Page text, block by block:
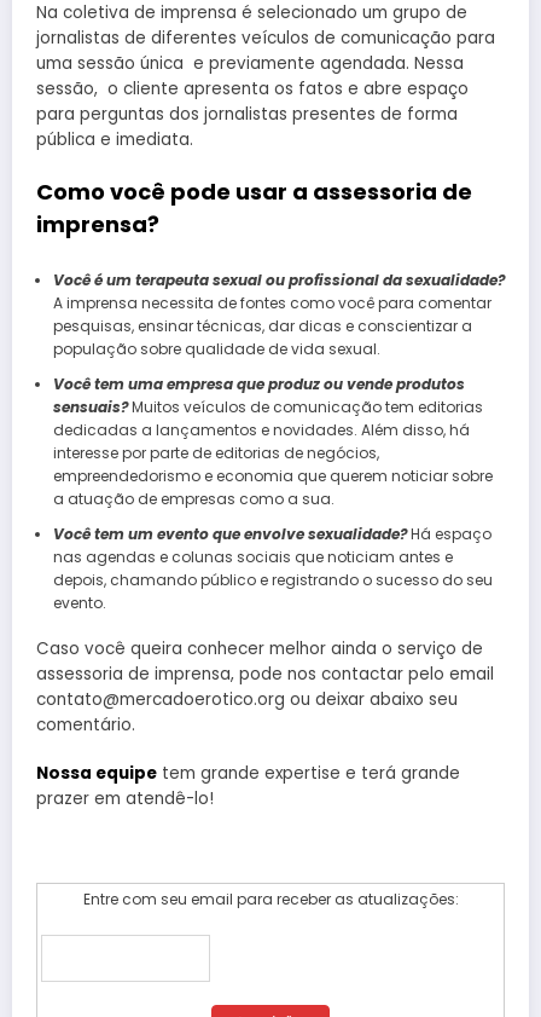
Na coletiva de imprensa é selecionado um grupo de
jornalistas de diferentes veículos de comunicação para
uma sessão única e previamente agendada. Nessa
sessão, o cliente apresenta os fatos e abre espaço
para perguntas dos jornalistas presentes de forma
pública e imediata.
Como você pode usar a assessoria de
imprensa?
Você é um terapeuta sexual ou profissional da sexualidade?
A imprensa necessita de fontes como você para comentar
pesquisas, ensinar técnicas, dar dicas e conscientizar a
população sobre qualidade de vida sexual.
Você tem uma empresa que produz ou vende produtos
sensuais?Muitos veículos de comunicação tem editorias
dedicadas a lançamentos e novidades. Além disso, há
interesse por parte de editorias de negócios,
empreendedorismo e economia que querem noticiar sobre
a atuação de empresas como a sua.
Você tem um evento que envolve sexualidade?Há espaço
nas agendas e colunas sociais que noticiam antes e
depois, chamando público e registrando o sucesso do seu
evento.
Caso você queira conhecer melhor ainda o serviço de
assessoria de imprensa, pode nos contactar pelo email
contato@mercadoerotico.org ou deixar abaixo seu
comentário.
Nossa equipe tem grande expertise e terá grande
prazer em atendê-lo!
Entre com seu email para receber as atualizações: